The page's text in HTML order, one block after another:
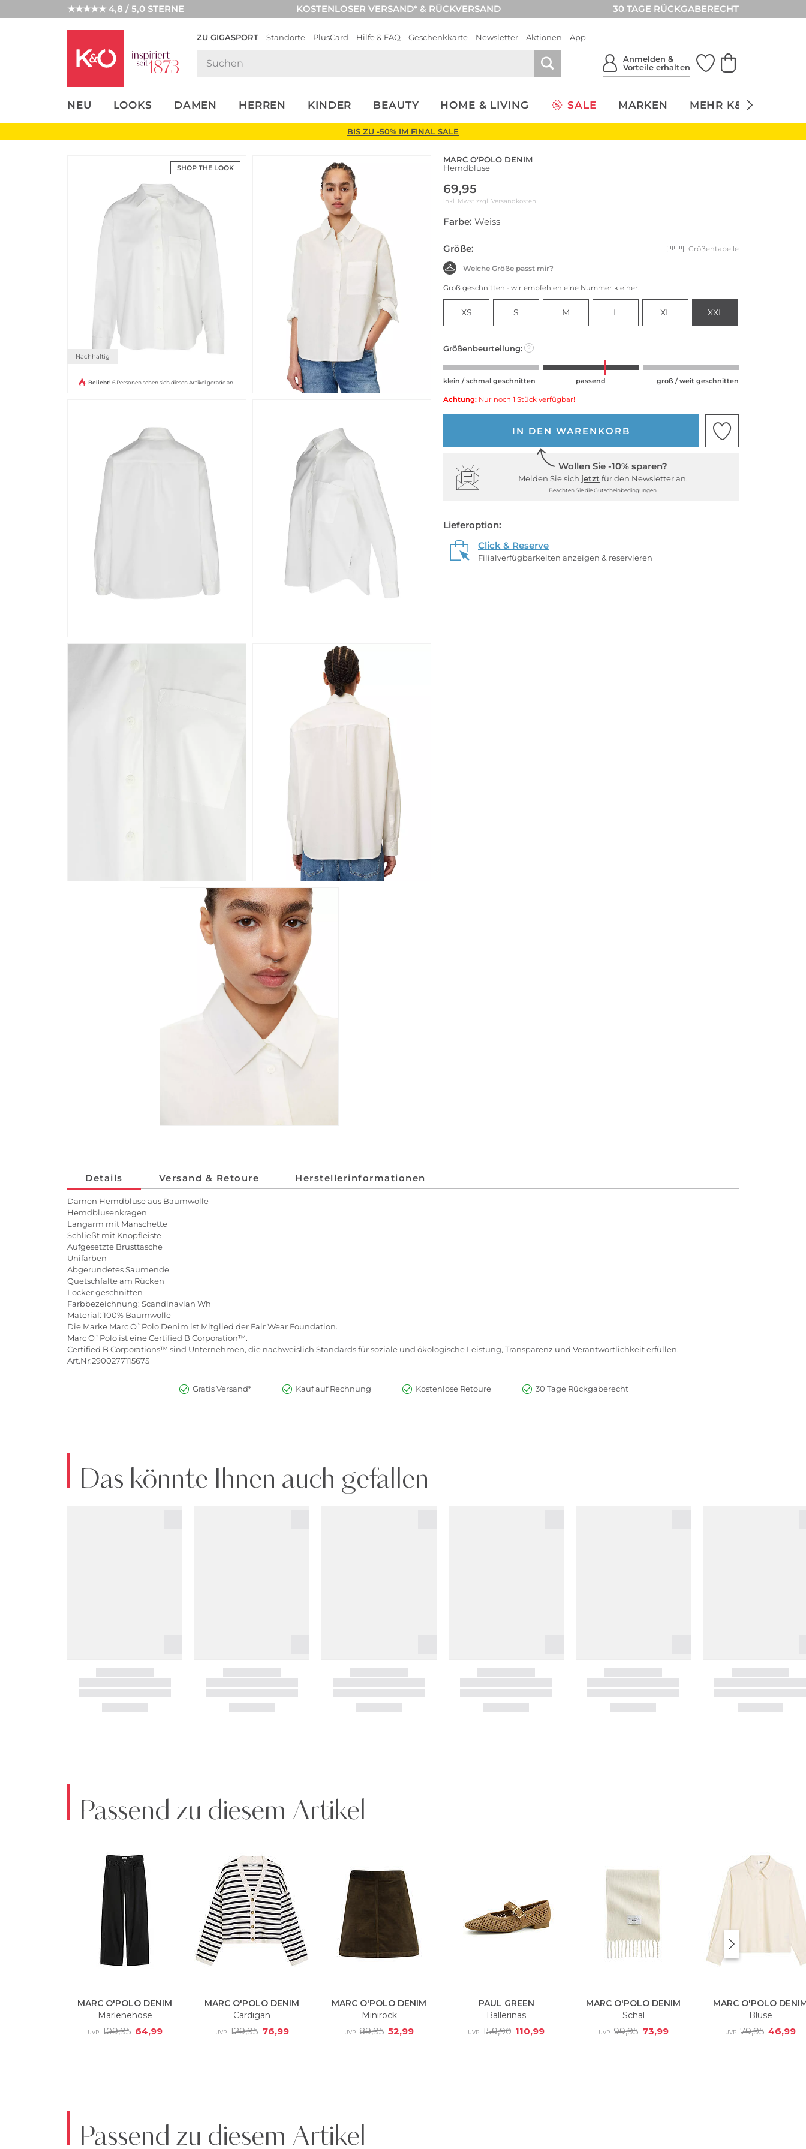
★★★★★ 4,8 / 5,0 STERNE KOSTENLOSER VERSAND* & RÜCKVERSAND 30 TAGE RÜCKGABERECHT
ZU GIGASPORT Standorte PlusCard Hilfe & FAQ Geschenkkarte Newsletter Aktionen App
Anmelden &
Vorteile erhalten
NEU LOOKS DAMEN HERREN KINDER BEAUTY HOME & LIVING SALE MARKEN MEHR K&Ö
UNSERE APP
CLICK &
BIS ZU -50% IM FINAL SALE
SHOP THE LOOK
Nachhaltig
Beliebt! 6 Personen sehen sich diesen Artikel gerade an
MARC O'POLO DENIM
Hemdbluse
69,95
inkl. Mwst zzgl. Versandkosten
Farbe: Weiss
Größe: Größentabelle
Welche Größe passt mir?
Groß geschnitten - wir empfehlen eine Nummer kleiner.
XS S M L XL XXL
Größenbeurteilung: ?
klein / schmal geschnitten passend groß / weit geschnitten
Achtung: Nur noch 1 Stück verfügbar!
IN DEN WARENKORB
Wollen Sie -10% sparen?
Melden Sie sich jetzt für den Newsletter an.
Beachten Sie die Gutscheinbedingungen.
Lieferoption:
Click & Reserve
Filialverfügbarkeiten anzeigen & reservieren
Details Versand & Retoure Herstellerinformationen
Damen Hemdbluse aus Baumwolle
Hemdblusenkragen
Langarm mit Manschette
Schließt mit Knopfleiste
Aufgesetzte Brusttasche
Unifarben
Abgerundetes Saumende
Quetschfalte am Rücken
Locker geschnitten
Farbbezeichnung: Scandinavian Wh
Material: 100% Baumwolle
Die Marke Marc O`Polo Denim ist Mitglied der Fair Wear Foundation.
Marc O`Polo ist eine Certified B Corporation™.
Certified B Corporations™ sind Unternehmen, die nachweislich Standards für soziale und ökologische Leistung, Transparenz und Verantwortlichkeit erfüllen.
Art.Nr:2900277115675
Gratis Versand* Kauf auf Rechnung Kostenlose Retoure 30 Tage Rückgaberecht
Das könnte Ihnen auch gefallen
Passend zu diesem Artikel
Passend zu diesem Artikel